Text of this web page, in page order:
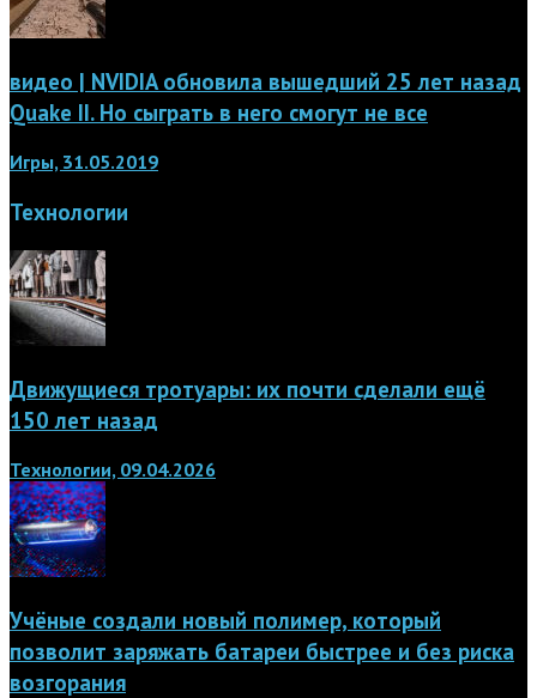
видео | NVIDIA обновила вышедший 25 лет назад
Quake II. Но сыграть в него смогут не все
Игры, 31.05.2019
Технологии
Движущиеся тротуары: их почти сделали ещё
150 лет назад
Технологии, 09.04.2026
Учёные создали новый полимер, который
позволит заряжать батареи быстрее и без риска
возгорания